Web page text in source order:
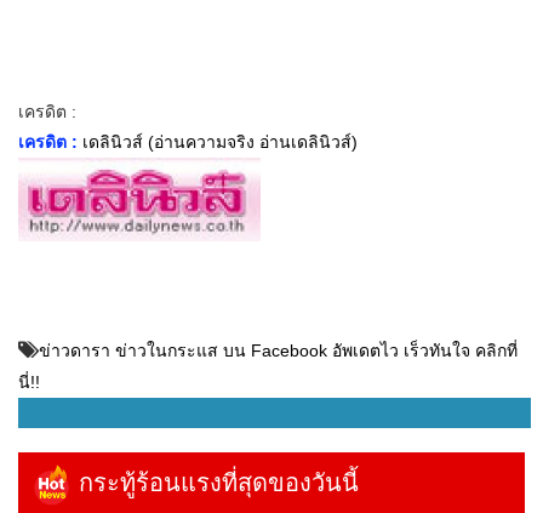
เครดิต :
เครดิต : เดลินิวส์ (อ่านความจริง อ่านเดลินิวส์)
ข่าวดารา ข่าวในกระแส บน Facebook อัพเดตไว เร็วทันใจ คลิกที่
นี่!!
กระทู้ร้อนแรงที่สุดของวันนี้